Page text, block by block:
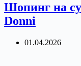
Шопинг на
Donni
01.04.2026